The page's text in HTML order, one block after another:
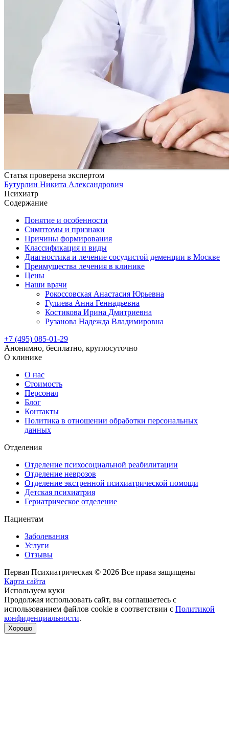
Статья проверена экспертом
Бутурлин Никита Александрович
Психиатр
Содержание
Понятие и особенности
Симптомы и признаки
Причины формирования
Классификация и виды
Диагностика и лечение сосудистой деменции в Москве
Преимущества лечения в клинике
Цены
Наши врачи
Рокоссовская Анастасия Юрьевна
Гулиева Анна Геннадьевна
Костикова Ирина Дмитриевна
Рузанова Надежда Владимировна
+7 (495) 085-01-29
Анонимно, бесплатно, круглосуточно
О клинике
О нас
Стоимость
Персонал
Блог
Контакты
Политика в отношении обработки персональных
данных
Отделения
Отделение психосоциальной реабилитации
Отделение неврозов
Отделение экстренной психиатрической помощи
Детская психиатрия
Гериатрическое отделение
Пациентам
Заболевания
Услуги
Отзывы
Первая Психиатрическая © 2026 Все права защищены
Карта сайта
Используем куки
Продолжая использовать сайт, вы соглашаетесь с
использованием файлов cookie в соответствии с Политикой
конфиденциальности.
Хорошо